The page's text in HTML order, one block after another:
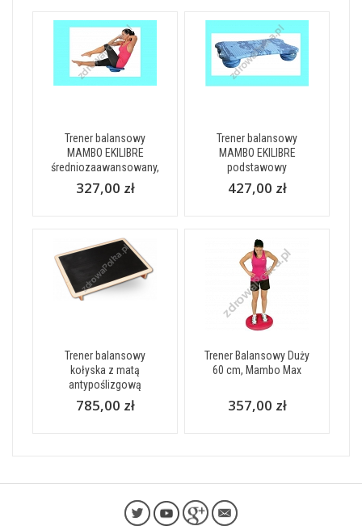
Trener balansowy
MAMBO EKILIBRE
średniozaawansowany,
327,00 zł
Trener balansowy
MAMBO EKILIBRE
podstawowy
427,00 zł
Trener balansowy
kołyska z matą
antypoślizgową
785,00 zł
Trener Balansowy Duży
60 cm, Mambo Max
357,00 zł